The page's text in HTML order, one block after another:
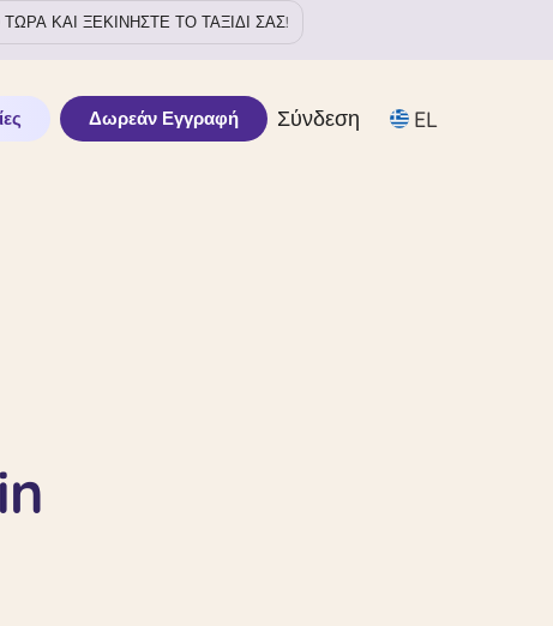
ΤΩΡΑ ΚΑΙ ΞΕΚΙΝΗΣΤΕ ΤΟ ΤΑΞΙΔΙ ΣΑΣ!
Δωρεάν Εγγραφή Σύνδεση EL